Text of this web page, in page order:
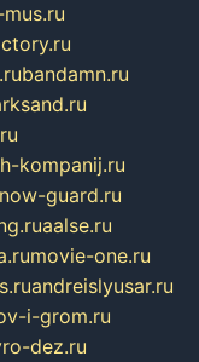
mus.ru
bandamn.ru
kompanij.ru
guard.ru
aalse.ru
movie-one.ru
andreislyusar.ru
i-grom.ru
dez.ru